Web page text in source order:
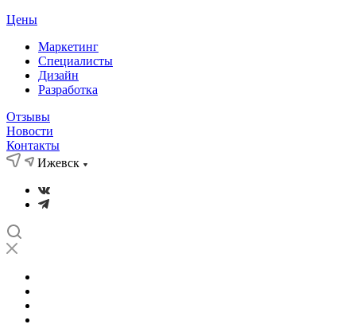
Цены
Маркетинг
Специалисты
Дизайн
Разработка
Отзывы
Новости
Контакты
Ижевск